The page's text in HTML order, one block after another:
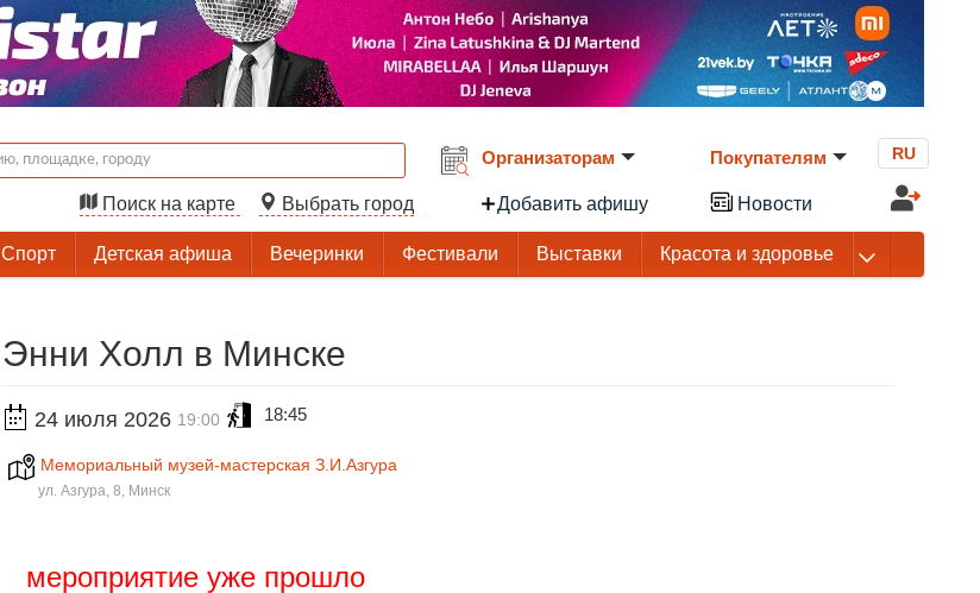
Поиск на карте Выбрать город
Организаторам
Добавить афишу
Покупателям
Новости
RU
Спорт Детская афиша Вечеринки Фестивали Выставки Красота и здоровье
Энни Холл в Минске
24 июля 2026 19:00 18:45
Мемориальный музей-мастерская З.И.Азгура
ул. Азгура, 8, Минск
мероприятие уже прошло